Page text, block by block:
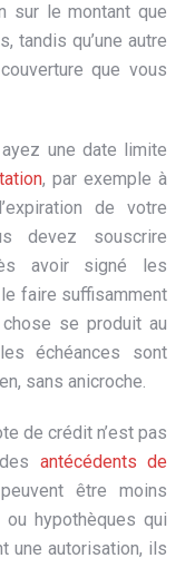
sur le montant que
tandis qu’une autre
que vous
une date limite
, par exemple à
de votre
devez souscrire
avoir signé les
faire suffisamment
se produit au
échéances sont
sans anicroche.
de crédit n’est pas
antécédents de
être moins
hypothèques qui
une autorisation, ils